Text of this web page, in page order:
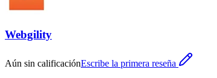
Webgility
Aún sin calificaciónEscribe la primera reseña